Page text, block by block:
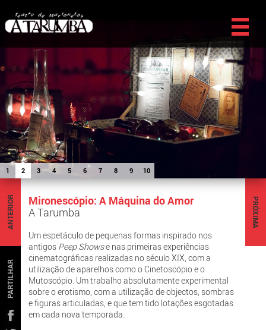
1 2 3 4 5 6 7 8 9 10
PRÓXIMA
ANTERIOR
PARTILHAR
Mironescópio: A Máquina do Amor
A Tarumba
Um espetáculo de pequenas formas inspirado nos
antigos Peep Showse nas primeiras experiências
cinematográficas realizadas no século XIX, com a
utilização de aparelhos como o Cinetoscópio e o
Mutoscópio. Um trabalho absolutamente experimental
sobre o erotismo, com a utilização de objectos, sombras
e figuras articuladas, e que tem tido lotações esgotadas
em cada nova temporada.